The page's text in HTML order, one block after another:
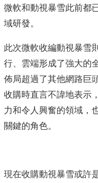
微軟和動視暴雪此前都
域研發。
此次微軟收編動視暴雪
行、雲端形成了強大的
佈局超過了其他網路巨
收購時直言不諱地表示
力和令人興奮的領域，
關鍵的角色。
現在收購動視暴雪或許